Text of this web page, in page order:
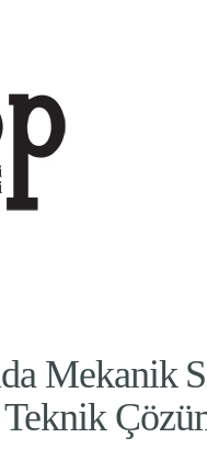
Mekanik